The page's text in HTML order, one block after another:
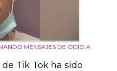
MENSAJES DE ODIO A
Tik Tok ha sido